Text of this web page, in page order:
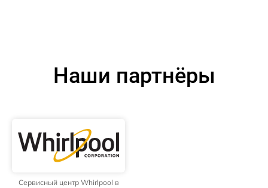
Наши партнёры
Сервисный центр Whirlpool в